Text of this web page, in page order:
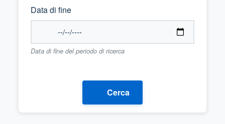
Data di fine
Data di fine del periodo di ricerca
Cerca